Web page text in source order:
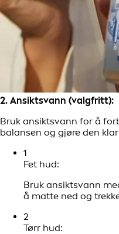
2. Ansiktsvann (valgfritt):
Bruk ansiktsvann for å
balansen og gjøre den
1
Fet hud:
Bruk ansiktsvann
å matte ned og
2
Tørr hud: